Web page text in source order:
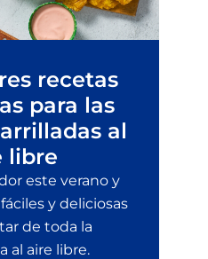
recetas
para las
al
libre
este verano y
y deliciosas
de toda la
al aire libre.